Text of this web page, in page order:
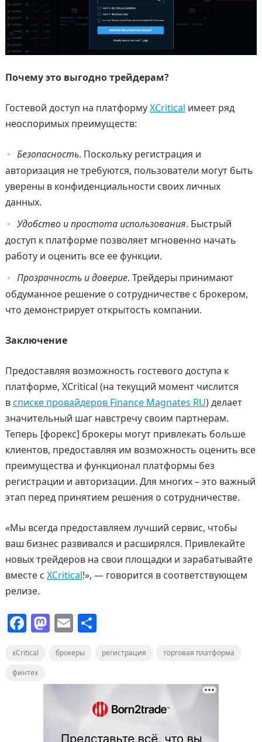
Почему это выгодно трейдерам?
Гостевой доступ на платформуXCritical имеет ряд
неоспоримых преимуществ:
Безопасность. Поскольку регистрация и
авторизация не требуются, пользователи могут быть
уверены в конфиденциальности своих личных
данных.
Удобство и простота использования. Быстрый
доступ к платформе позволяет мгновенно начать
работу и оценить все ее функции.
Прозрачность и доверие. Трейдеры принимают
обдуманное решение о сотрудничестве с брокером,
что демонстрирует открытость компании.
Заключение
Предоставляя возможность гостевого доступа к
платформе, XCritical (на текущий момент числится
всписке провайдеров Finance Magnates RU) делает
значительный шаг навстречу своим партнерам.
Теперь [форекс] брокеры могут привлекать больше
клиентов, предоставляя им возможность оценить все
преимущества и функционал платформы без
регистрации и авторизации. Для многих – это важный
этап перед принятием решения о сотрудничестве.
«Мы всегда предоставляем лучший сервис, чтобы
ваш бизнес развивался и расширялся. Привлекайте
новых трейдеров на свои площадки и зарабатывайте
вместе с XCritical!», — говорится в соответствующем
релизе.
F
c
e
M
st
o
d
E
ai
l
О
п
р
а
в
и
xCritical брокеры регистрация
торговая платформа
финтех